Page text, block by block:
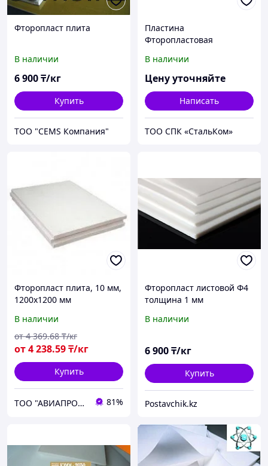
Фторопласт плита
В наличии
6 900₸/кг
Купить
ТОО "CEMS Компания"
Пластина
Фторопластовая
В наличии
Цену уточняйте
Написать
ТОО СПК «СтальКом»
Фторопласт плита, 10 мм,
1200х1200 мм
В наличии
от4 238.59₸/кг
от 4 369.68 ₸/кг
Купить
ТОО "АВИАПРОМСТАЛЬ" 81%
Фторопласт листовой Ф4
толщина 1 мм
В наличии
6 900₸/кг
Купить
Postavchik.kz